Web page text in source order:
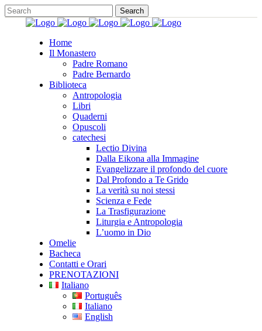
Home
Il Monastero
Padre Romano
Padre Bernardo
Biblioteca
Antropologia
Libri
Quaderni
Opuscoli
catechesi
Lectio Divina
Dalla Eikona alla Immagine
Evangelizzare il profondo del cuore
Dal Profondo a Te Grido
La verità su noi stessi
Scienza e Fede
La Trasfigurazione
Liturgia e Antropologia
L’uomo in Dio
Omelie
Bacheca
Contatti e Orari
PRENOTAZIONI
Italiano
Português
Italiano
English